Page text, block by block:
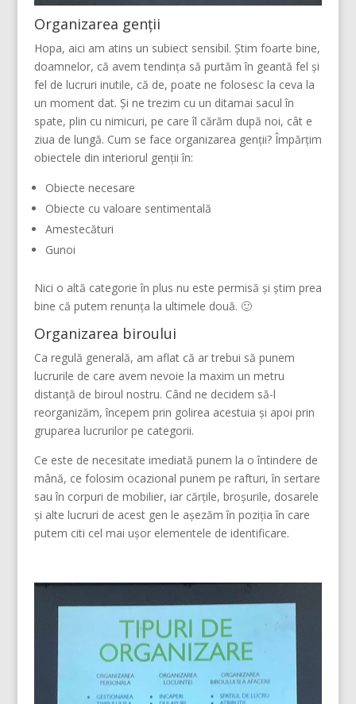
Organizarea genții
Hopa, aici am atins un subiect sensibil. Știm foarte bine,
doamnelor, că avem tendința să purtăm în geantă fel și
fel de lucruri inutile, că de, poate ne folosesc la ceva la
un moment dat. Și ne trezim cu un ditamai sacul în
spate, plin cu nimicuri, pe care îl cărăm după noi, cât e
ziua de lungă. Cum se face organizarea genții? Împărțim
obiectele din interiorul genții în:
Obiecte necesare
Obiecte cu valoare sentimentală
Amestecături
Gunoi
Nici o altă categorie în plus nu este permisă și știm prea
bine că putem renunța la ultimele două. 🙂
Organizarea biroului
Ca regulă generală, am aflat că ar trebui să punem
lucrurile de care avem nevoie la maxim un metru
distanță de biroul nostru. Când ne decidem să-l
reorganizăm, începem prin golirea acestuia și apoi prin
gruparea lucrurilor pe categorii.
Ce este de necesitate imediată punem la o întindere de
mână, ce folosim ocazional punem pe rafturi, în sertare
sau în corpuri de mobilier, iar cărțile, broșurile, dosarele
și alte lucruri de acest gen le așezăm în poziția în care
putem citi cel mai ușor elementele de identificare.